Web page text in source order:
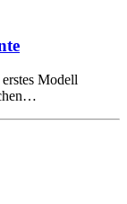
Modell